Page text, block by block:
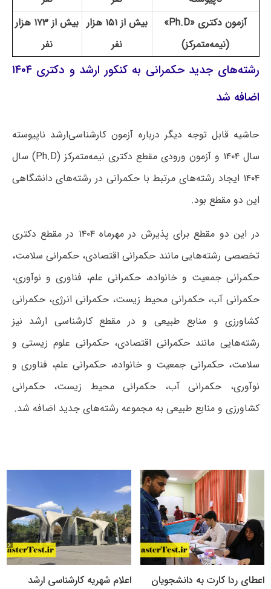
آزمون دکتری «Ph.D»
(نیمه‌متمرکز)
بیش از ۱۵۱ هزار
نفر
بیش از ۱۷۳ هزار
نفر
رشته‌های جدید حکمرانی به کنکور ارشد و دکتری ۱۴۰۴
اضافه شد
حاشیه قابل توجه دیگر درباره آزمون کارشناسی‌ارشد ناپیوسته
سال ۱۴۰۴ و آزمون ورودی مقطع دکتری نیمه‌متمرکز (Ph.D) سال
۱۴۰۴ ایجاد رشته‌های مرتبط با حکمرانی در رشته‌های دانشگاهی
این دو مقطع بود.
در این دو مقطع برای پذیرش در مهرماه ۱۴۰۴ در مقطع دکتری
تخصصی رشته‌هایی مانند حکمرانی اقتصادی، حکمرانی سلامت،
حکمرانی جمعیت و خانواده، حکمرانی علم، فناوری و نوآوری،
حکمرانی آب، حکمرانی محیط زیست، حکمرانی انرژی، حکمرانی
کشاورزی و منابع طبیعی و در مقطع کارشناسی ارشد نیز
رشته‌هایی مانند حکمرانی اقتصادی، حکمرانی علوم زیستی و
سلامت، حکمرانی جمعیت و خانواده، حکمرانی علم، فناوری و
نوآوری، حکمرانی آب، حکمرانی محیط زیست، حکمرانی
کشاورزی و منابع طبیعی به مجموعه رشته‌های جدید اضافه شد.
اعطای ردا کارت به دانشجویان
اعلام شهریه کارشناسی ارشد